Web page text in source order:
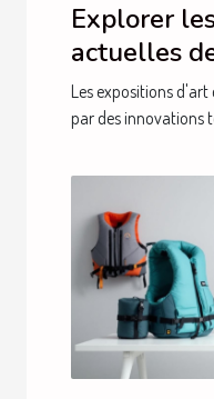
Explorer
actuelles
d'art
Les expositions d'art
par des innovations